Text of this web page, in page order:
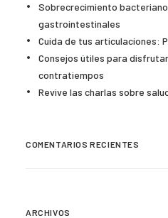
Sobrecrecimiento
gastrointestinales
Cuida de tus articulaciones:
Consejos útiles para
contratiempos
Revive las charlas sobre
COMENTARIOS RECIENTES
ARCHIVOS